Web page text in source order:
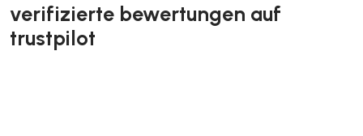
verifizierte bewertungen auf
trustpilot